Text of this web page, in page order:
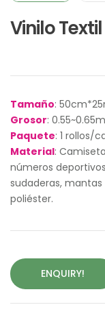
Vinilo
Tamaño:
Grosor:
Paquete: 1 rollos/
Material:
números
sudaderas,
poliéster.
ENQUIRY!